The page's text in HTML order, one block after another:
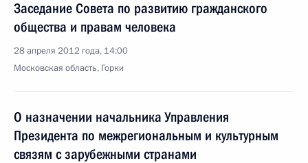
Заседание Совета по развитию гражданского
общества и правам человека
28 апреля 2012 года, 14:00
Московская область, Горки
О назначении начальника Управления
Президента по межрегиональным и культурным
связям с зарубежными странами